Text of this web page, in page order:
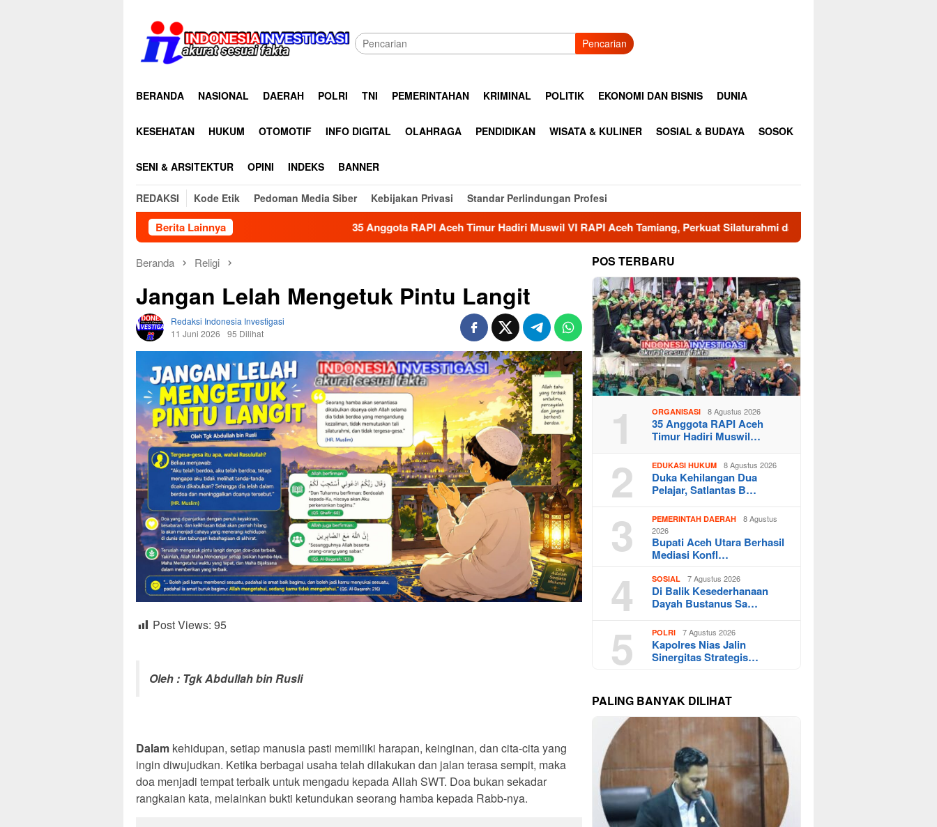
konten
Pencarian
BERANDA NASIONAL DAERAH POLRI TNI PEMERINTAHAN KRIMINAL POLITIK EKONOMI DAN BISNIS DUNIA
KESEHATAN HUKUM OTOMOTIF INFO DIGITAL OLAHRAGA PENDIDIKAN WISATA & KULINER SOSIAL & BUDAYA SOSOK
SENI & ARSITEKTUR OPINI INDEKS BANNER
REDAKSI Kode Etik Pedoman Media Siber Kebijakan Privasi Standar Perlindungan Profesi
Berita Lainnya 35 Anggota RAPI Aceh Timur Hadiri Muswil VI RAPI Aceh Tamiang, Perkuat Silaturahmi dan Sinergi Kebencanaan
Beranda Religi
Jangan Lelah Mengetuk Pintu Langit
Redaksi Indonesia Investigasi
11 Juni 2026
95 Dilihat
Post Views: 95
Oleh : Tgk Abdullah bin Rusli
Dalam kehidupan, setiap manusia pasti memiliki harapan, keinginan, dan cita-cita yang
ingin diwujudkan. Ketika berbagai usaha telah dilakukan dan jalan terasa sempit, maka
doa menjadi tempat terbaik untuk mengadu kepada Allah SWT. Doa bukan sekadar
rangkaian kata, melainkan bukti ketundukan seorang hamba kepada Rabb-nya.
POS TERBARU
1 ORGANISASI 8 Agustus 2026
35 Anggota RAPI Aceh
Timur Hadiri Muswil…
2 EDUKASI HUKUM 8 Agustus 2026
Duka Kehilangan Dua
Pelajar, Satlantas B…
3 PEMERINTAH DAERAH
8 Agustus
2026
Bupati Aceh Utara Berhasil
Mediasi Konfl…
4 SOSIAL 7 Agustus 2026
Di Balik Kesederhanaan
Dayah Bustanus Sa…
5 POLRI 7 Agustus 2026
Kapolres Nias Jalin
Sinergitas Strategis…
PALING BANYAK DILIHAT